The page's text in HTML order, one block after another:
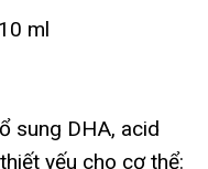
ml
sung DHA, acid
yếu cho cơ thể: